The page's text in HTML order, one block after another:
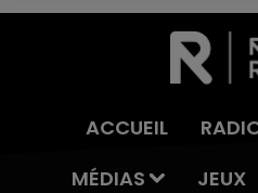
ACCUEIL
MÉDIAS
JEUX